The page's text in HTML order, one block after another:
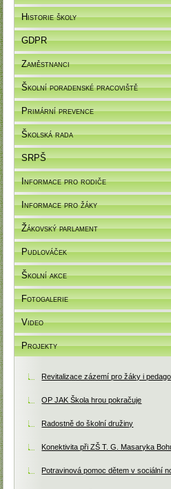
Historie školy
GDPR
Zaměstnanci
Školní poradenské pracoviště
Primární prevence
Školská rada
SRPŠ
Informace pro rodiče
Informace pro žáky
Žákovský parlament
Pudlováček
Školní akce
Fotogalerie
Video
Projekty
Revitalizace zázemí pro žáky i
OP JAK Škola hrou pokračuje
Radostně do školní družiny
Konektivita při ZŠ T. G. Masaryka
Potravinová pomoc dětem v sociální